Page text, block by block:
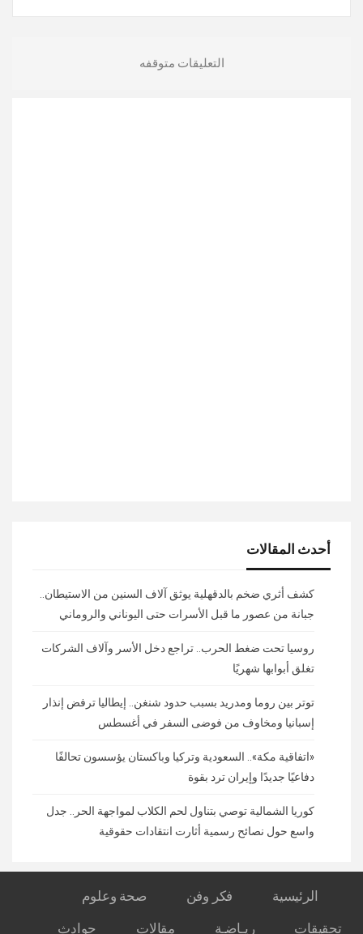
التعليقات متوقفه
أحدث المقالات
كشف أثري ضخم بالدقهلية يوثق آلاف السنين من الاستيطان..
جبانة من عصور ما قبل الأسرات حتى اليوناني والروماني
روسيا تحت ضغط الحرب.. تراجع دخل الأسر وآلاف الشركات
تغلق أبوابها شهريًا
توتر بين روما ومدريد بسبب حدود شنغن.. إيطاليا ترفض إنذار
إسبانيا ومخاوف من فوضى السفر في أغسطس
«اتفاقية مكة».. السعودية وتركيا وباكستان يؤسسون تحالفًا
دفاعيًا جديدًا وإيران ترد بقوة
كوريا الشمالية توصي بتناول لحم الكلاب لمواجهة الحر.. جدل
واسع حول نصائح رسمية أثارت انتقادات حقوقية
الرئيسية فكر وفن
صحة وعلوم
تحقيقات
ريـاضـة مقالات حوادث